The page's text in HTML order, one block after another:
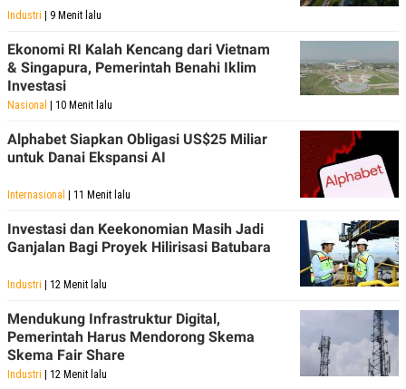
Industri | 9 Menit lalu
Ekonomi RI Kalah Kencang dari Vietnam
& Singapura, Pemerintah Benahi Iklim
Investasi
Nasional | 10 Menit lalu
Alphabet Siapkan Obligasi US$25 Miliar
untuk Danai Ekspansi AI
Internasional | 11 Menit lalu
Investasi dan Keekonomian Masih Jadi
Ganjalan Bagi Proyek Hilirisasi Batubara
Industri | 12 Menit lalu
Mendukung Infrastruktur Digital,
Pemerintah Harus Mendorong Skema
Skema Fair Share
Industri | 12 Menit lalu